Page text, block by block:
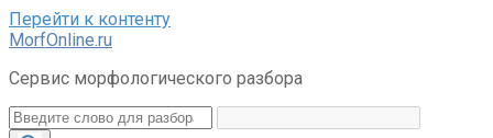
Перейти к контенту
MorfOnline.ru
Сервис морфологического разбора